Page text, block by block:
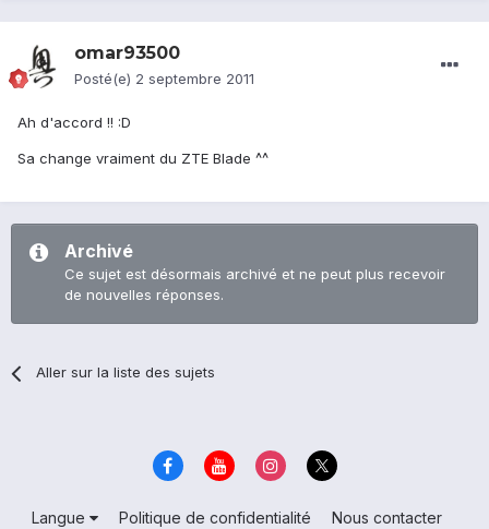
omar93500
Posté(e) 2 septembre 2011
Ah d'accord !! :D
Sa change vraiment du ZTE Blade ^^
Archivé
Ce sujet est désormais archivé et ne peut plus recevoir
de nouvelles réponses.
Aller sur la liste des sujets
Langue Politique de confidentialité Nous contacter